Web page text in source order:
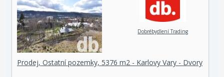
Dobrébydlení Trading
Prodej, Ostatní pozemky, 5376 m2 - Karlovy Vary - Dvory